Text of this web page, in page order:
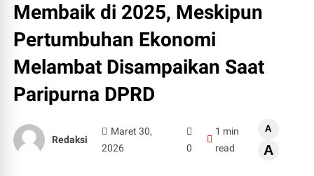
Membaik di 2025, Meskipun
Pertumbuhan Ekonomi
Melambat Disampaikan Saat
Paripurna DPRD
Redaksi
Maret 30,
2026
0
1 min
read
A
A